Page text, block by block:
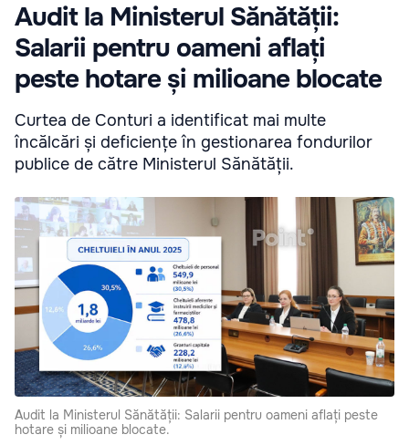
Audit la Ministerul Sănătății:
Salarii pentru oameni aflați
peste hotare și milioane blocate
Curtea de Conturi a identificat mai multe
încălcări și deficiențe în gestionarea fondurilor
publice de către Ministerul Sănătății.
Audit la Ministerul Sănătății: Salarii pentru oameni aflați peste
hotare și milioane blocate.